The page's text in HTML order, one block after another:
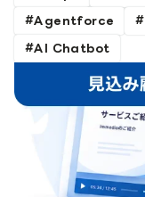
Agentforce
AI Chatbot